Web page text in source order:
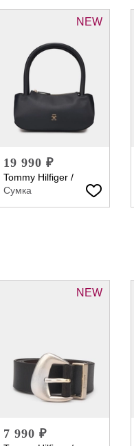
NEW
19 990 ₽
Tommy Hilfiger /
Сумка
NEW
7 990 ₽